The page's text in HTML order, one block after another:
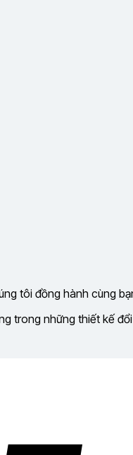
tôi đồng hành cùng
trong những thiết kế